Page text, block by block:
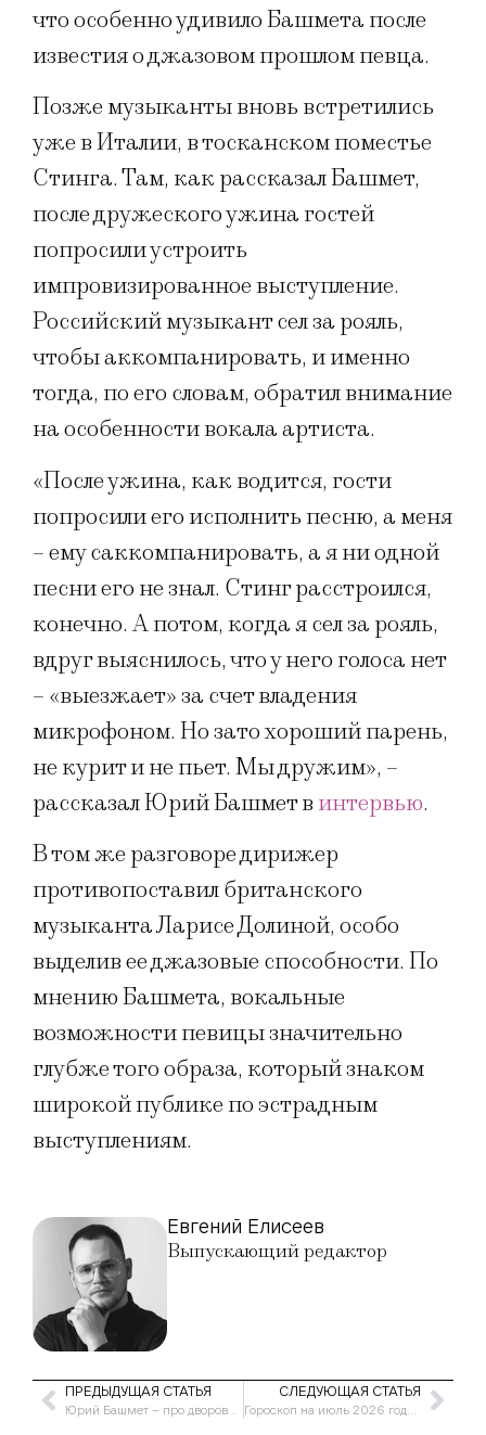
что особенно удивило Башмета после
известия о джазовом прошлом певца.
Позже музыканты вновь встретились
уже в Италии, в тосканском поместье
Стинга. Там, как рассказал Башмет,
после дружеского ужина гостей
попросили устроить
импровизированное выступление.
Российский музыкант сел за рояль,
чтобы аккомпанировать, и именно
тогда, по его словам, обратил внимание
на особенности вокала артиста.
«После ужина, как водится, гости
попросили его исполнить песню, а меня
– ему саккомпанировать, а я ни одной
песни его не знал. Стинг расстроился,
конечно. А потом, когда я сел за рояль,
вдруг выяснилось, что у него голоса нет
– «выезжает» за счет владения
микрофоном. Но зато хороший парень,
не курит и не пьет. Мы дружим», –
рассказал Юрий Башмет в интервью.
В том же разговоре дирижер
противопоставил британского
музыканта Ларисе Долиной, особо
выделив ее джазовые способности. По
мнению Башмета, вокальные
возможности певицы значительно
глубже того образа, который знаком
широкой публике по эстрадным
выступлениям.
Евгений Елисеев
Выпускающий редактор
ПРЕДЫДУЩАЯ СТАТЬЯ
Юрий Башмет – про дворовое детство: «Доказывал постоянно, что не хуже уличных в метании ножиков»
СЛЕДУЮЩАЯ СТАТЬЯ
Гороскоп на июль 2026 года для женщины Водолей